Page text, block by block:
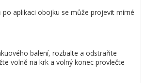
po aplikaci obojku se může projevit mírné
balení, rozbalte a odstraňte
volně na krk a volný konec provlečte